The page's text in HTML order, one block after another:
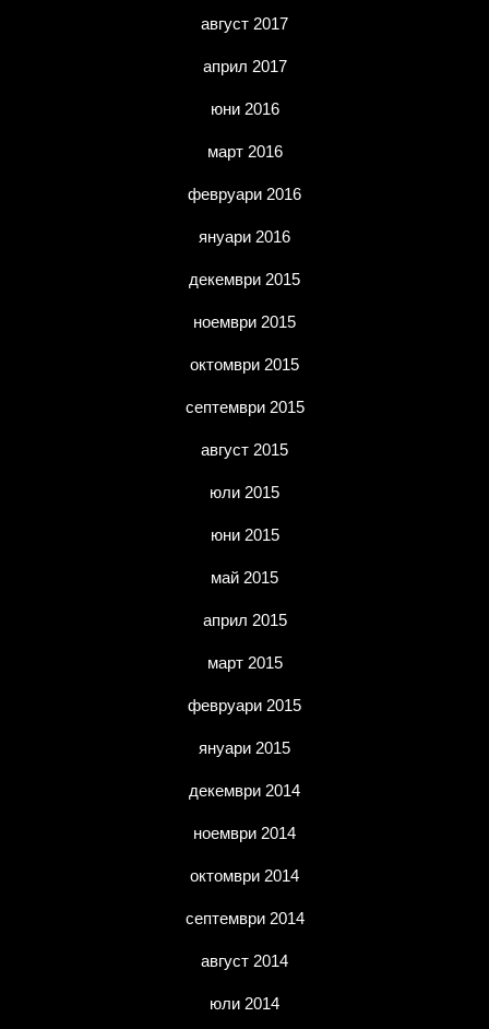
август 2017
април 2017
юни 2016
март 2016
февруари 2016
януари 2016
декември 2015
ноември 2015
октомври 2015
септември 2015
август 2015
юли 2015
юни 2015
май 2015
април 2015
март 2015
февруари 2015
януари 2015
декември 2014
ноември 2014
октомври 2014
септември 2014
август 2014
юли 2014